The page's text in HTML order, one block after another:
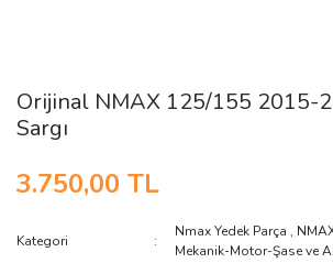
Orijinal NMAX 125/155 2015-
Sargı
3.750,00 TL
Kategori
Nmax Yedek Parça ,
Mekanik-Motor-Şase ve